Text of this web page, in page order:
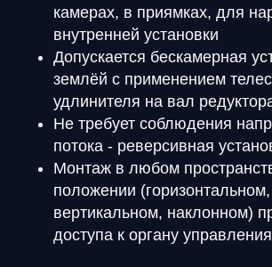
камерах, в приямках, для
внутренней установки
Допускается бескамерная
землёй с применением
удлинителя на вал
Не требует соблюдения
потока - реверсивная
Монтаж в любом
положении (горизонтальном,
вертикальном, наклонном)
доступа к органу управления